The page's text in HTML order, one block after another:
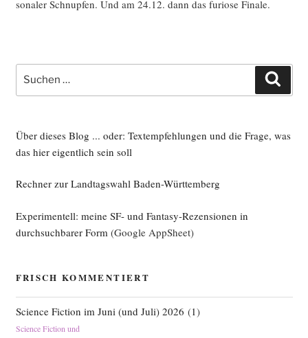
so­na­ler Schnup­fen. Und am 24.12. dann das furio­se Finale.
Suche
nach:
Über dieses Blog ... oder: Textempfehlungen und die Frage, was
das hier eigentlich sein soll
Rechner zur Landtagswahl Baden-Württemberg
Experimentell: meine SF- und Fantasy-Rezensionen in
durchsuchbarer Form (Google AppSheet)
FRISCH KOMMENTIERT
Science Fiction im Juni (und Juli) 2026 (1)
Science Fiction und